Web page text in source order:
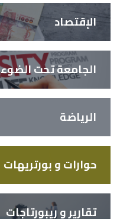
الإقتصاد
الجامعة تحت الضوء
الرياضة
حوارات و بورتريهات
تقارير و ريبورتاجات